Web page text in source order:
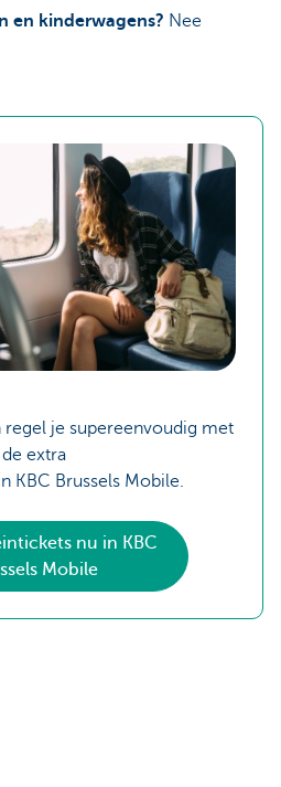
en kinderwagens? Nee
regel je supereenvoudig met
de extra
KBC Brussels Mobile.
nu in KBC
Mobile